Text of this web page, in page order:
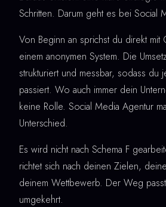
Schritten. Darum geht es bei Social
Von Beginn an sprichst du direkt mit
einem anonymen System. Die
strukturiert und messbar, sodass du
passiert. Wo auch immer dein
keine Rolle. Social Media Agentur
Unterschied.
Es wird nicht nach Schema F
richtet sich nach deinen Zielen,
deinem Wettbewerb. Der Weg
umgekehrt.